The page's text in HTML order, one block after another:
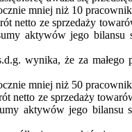
mniej niż 10
netto ze sprzedaży
aktywów jego bilansu
wynika, że za małego
mniej niż 50
netto ze sprzedaży
aktywów jego bilansu